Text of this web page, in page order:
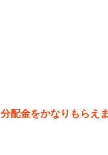
分配金をかなりもらえ